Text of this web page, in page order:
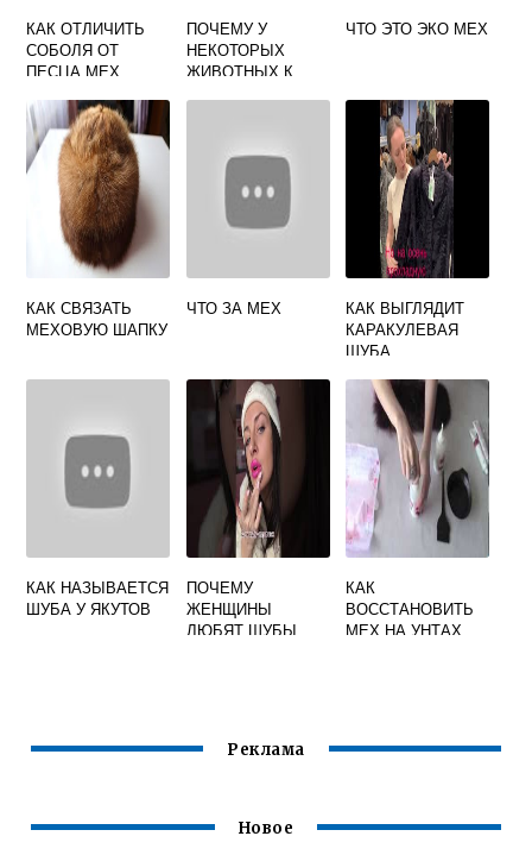
КАК ОТЛИЧИТЬ
СОБОЛЯ ОТ
ПЕСЦА МЕХ
ПОЧЕМУ У
НЕКОТОРЫХ
ЖИВОТНЫХ К
БУРУЮ ИЛИ
ПЕСТРУЮ
ЧТО ЭТО ЭКО МЕХ
КАК СВЯЗАТЬ
МЕХОВУЮ ШАПКУ
ЧТО ЗА МЕХ
КАК ВЫГЛЯДИТ
КАРАКУЛЕВАЯ
ШУБА
КАК НАЗЫВАЕТСЯ
ШУБА У ЯКУТОВ
ПОЧЕМУ
ЖЕНЩИНЫ
ЛЮБЯТ ШУБЫ
КАК
ВОССТАНОВИТЬ
МЕХ НА УНТАХ
Реклама
Новое